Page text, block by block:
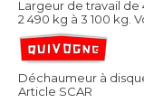
Largeur de travail de
2 490 kg à 3 100 kg.
Déchaumeur à
Article SCAR